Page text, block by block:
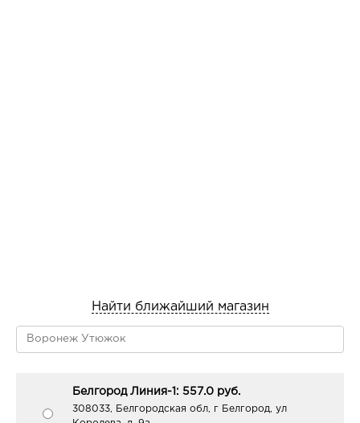
Найти ближайший магазин
Белгород Линия-1: 557.0 руб.
308033, Белгородская обл, г Белгород, ул